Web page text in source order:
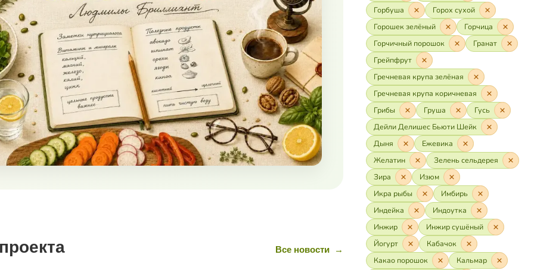
Все новости →
Горбуша
Горох сухой
Горошек зелёный
Горчица
Горчичный порошок
Гранат
Грейпфрут
Гречневая крупа зелёная
Гречневая крупа коричневая
Грибы
Груша
Гусь
Дейли Делишес Бьюти Шейк
Дыня
Ежевика
Желатин
Зелень сельдерея
Зира
Изюм
Икра рыбы
Имбирь
Индейка
Индоутка
Инжир
Инжир сушёный
Йогурт
Кабачок
Какао порошок
Кальмар